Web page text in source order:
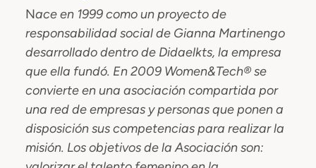
Nace en 1999 como un proyecto de
responsabilidad social de Gianna Martinengo
desarrollado dentro de Didaelkts, la empresa
que ella fundó. En 2009 Women&Tech® se
convierte en una asociación compartida por
una red de empresas y personas que ponen a
disposición sus competencias para realizarla
misión. Los objetivos de la Asociación son: